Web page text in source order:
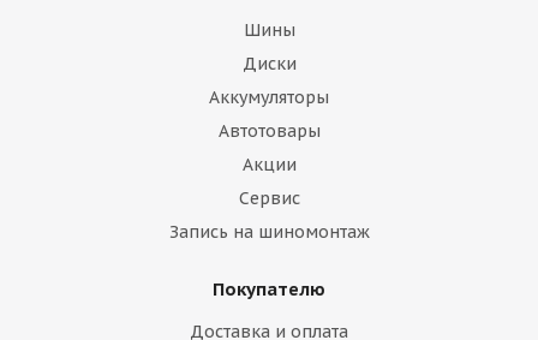
Шины
Диски
Аккумуляторы
Автотовары
Акции
Сервис
Запись на шиномонтаж
Покупателю
Доставка и оплата